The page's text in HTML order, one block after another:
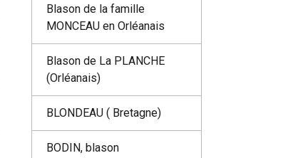
Blason de la famille
MONCEAU en Orléanais
Blason de La PLANCHE
(Orléanais)
BLONDEAU ( Bretagne)
BODIN, blason